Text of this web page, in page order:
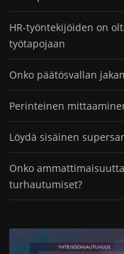
HR-työntekijöiden on
työtapojaan
Onko päätösvallan
Perinteinen
Löydä sisäinen
Onko
turhautumiset?